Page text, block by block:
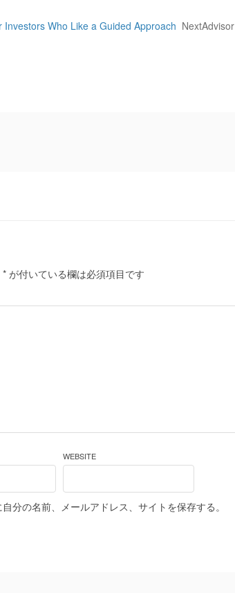
Who Like a Guided Approach NextAdvisor
* が付いている欄は必須項目です
WEBSITE
分の名前、メールアドレス、サイトを保存する。